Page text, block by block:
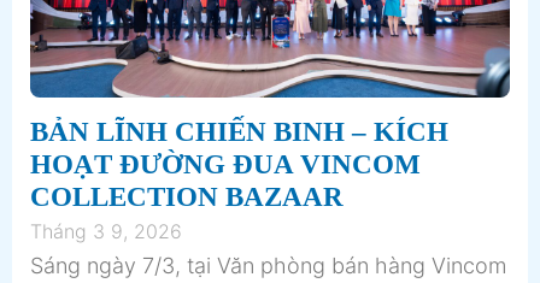
BẢN LĨNH CHIẾN BINH – KÍCH
HOẠT ĐƯỜNG ĐUA VINCOM
COLLECTION BAZAAR
Tháng 3 9, 2026
Sáng ngày 7/3, tại Văn phòng bán hàng Vincom